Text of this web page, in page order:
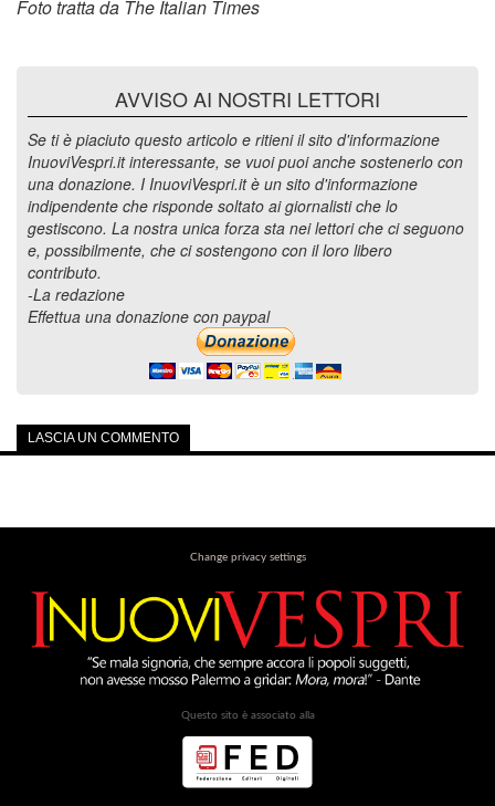
Foto tratta da The Italian Times
AVVISO AI NOSTRI LETTORI
Se ti è piaciuto questo articolo e ritieni il sito d'informazione
InuoviVespri.it interessante, se vuoi puoi anche sostenerlo con
una donazione. I InuoviVespri.it è un sito d'informazione
indipendente che risponde soltato ai giornalisti che lo
gestiscono. La nostra unica forza sta nei lettori che ci seguono
e, possibilmente, che ci sostengono con il loro libero
contributo.
-La redazione
Effettua una donazione con paypal
LASCIA UN COMMENTO
Change privacy settings
Questo sito è associato alla